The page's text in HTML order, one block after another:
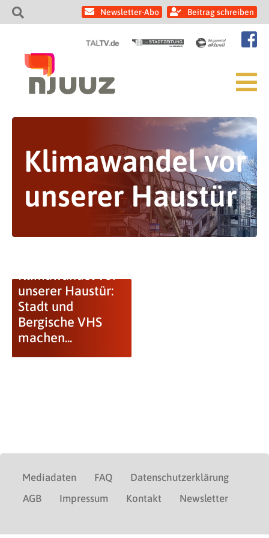
Newsletter-Abo Beitrag schreiben
Klimawandel vor
unserer Haustür
unserer Haustür:
Stadt und
Bergische VHS
machen...
Mediadaten FAQ
Datenschutzerklärung
AGB
Impressum Kontakt Newsletter